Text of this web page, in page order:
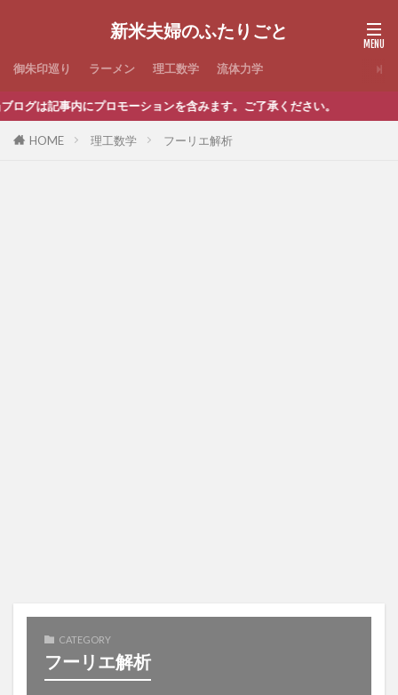
新米夫婦のふたりごと
御朱印巡り ラーメン 理工数学 流体力学
は記事内にプロモーションを含みます。ご了承ください。
HOME 理工数学 フーリエ解析
CATEGORY
フーリエ解析